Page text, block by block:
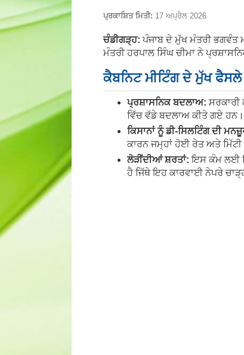
ਪ੍ਰਕਾਸ਼ਿਤ ਮਿਤੀ: 17 ਅਪ੍ਰੈਲ 2026
ਚੰਡੀਗੜ੍ਹ: ਪੰਜਾਬ ਦੇ ਮੁੱਖ ਮੰਤਰੀ ਭਗਵੰਤ
ਮੰਤਰੀ ਹਰਪਾਲ ਸਿੰਘ ਚੀਮਾ ਨੇ
ਕੈਬਨਿਟ ਮੀਟਿੰਗ ਦੇ ਮੁੱਖ ਫੈਸਲੇ
ਪ੍ਰਸ਼ਾਸਨਿਕ ਬਦਲਾਅ:
ਵਿੱਚ ਵੱਡੇ ਬਦਲਾਅ ਕੀਤੇ ਗਏ ਹਨ।
ਕਿਸਾਨਾਂ ਨੂੰ ਡੀ-ਸਿਲਟਿੰਗ ਦੀ
ਕਾਰਨ ਜਮ੍ਹਾਂ ਹੋਈ ਰੇਤ ਅਤੇ ਮਿੱਟੀ
ਲੋੜੀਂਦੀਆਂ ਸ਼ਰਤਾਂ: ਇਸ ਕੰਮ ਲਈ
ਹੈ ਜਿੱਥੇ ਇਹ ਕਾਰਵਾਈ ਨੇਪਰੇ